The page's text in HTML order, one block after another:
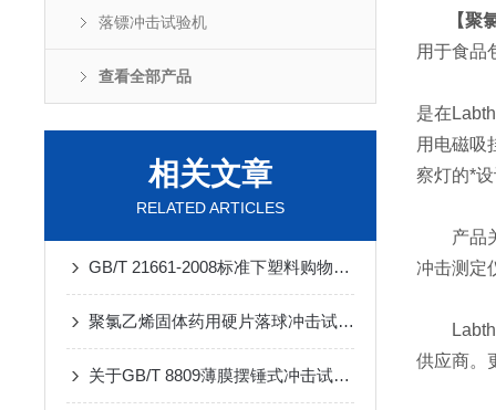
落镖冲击试验机
查看全部产品
相关文章
RELATED ARTICLES
GB/T 21661-2008标准下塑料购物袋落镖冲击试验机的测试方法及仪器详解
聚氯乙烯固体药用硬片落球冲击试验机：仪器简介
关于GB/T 8809薄膜摆锤式冲击试验机，你了解多少？
【聚
用于食品
是在
用电磁吸
察灯的*
产品
冲击测定
供应商。